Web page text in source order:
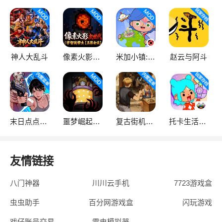
神人大乱斗 像素火影次世代 米加小镇:世界 赵云与阿斗
末日点点（辅助菜单） 噩梦崛起：生存 复古街机大亨 托卡生活：世界
友情链接
八门神器 川川云手机 7723游戏盒
虫虫助手 百分网游戏盒 闪玩游戏